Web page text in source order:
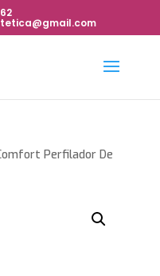
Perfilador De